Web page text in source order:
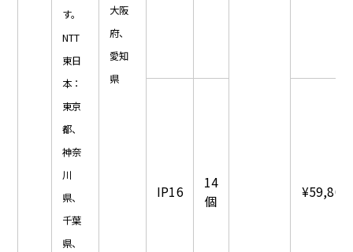
す。
NTT
東日
本：
東京
都、
神奈
川
県、
千葉
県、
大阪
府、
愛知
県
IP16
14
個
¥59,800